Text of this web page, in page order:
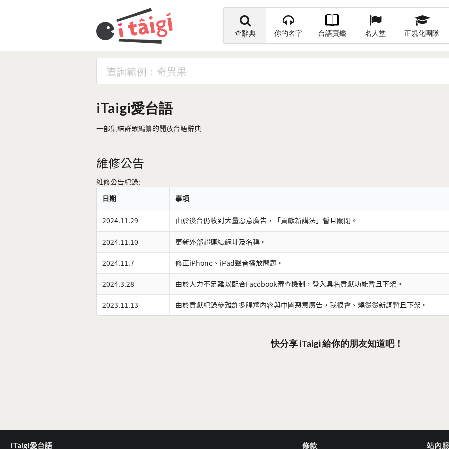
查辭典 你的名字 台語寶鑑 名人堂 正規化團隊
iTaigi愛台語
一部集結群眾編纂的開放台語辭典
維修公告
維修公告紀錄:
日期
事項
2024.11.29 由於後台仍收到大量惡意廣告，「貢獻新講法」暫且關閉。
2024.11.10 更新外部超連結網址及名稱。
2024.11.7 修正iPhone、iPad聲音播放問題。
2024.3.28 由於人力不足難以配合Facebook審查機制，登入具名貢獻功能暫且下架。
2023.11.13 由於貢獻紀錄參雜許多腥羶內容與中國惡意廣告，我很會、燒燙燙新詞暫且下架。
快分享 iTaigi 給你的朋友知道吧！
iTaigi愛台語 條款 站內